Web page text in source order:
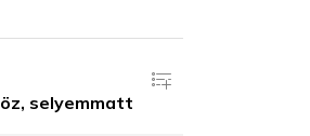
selyemmatt